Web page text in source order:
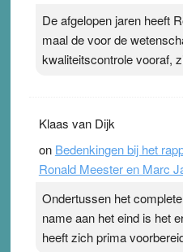
De afgelopen jaren heeft
maal de voor de
kwaliteitscontrole vooraf,
Klaas van Dijk
on Bedenkingen bij het
Ronald Meester en Marc
Ondertussen het
name aan het eind is het
heeft zich prima